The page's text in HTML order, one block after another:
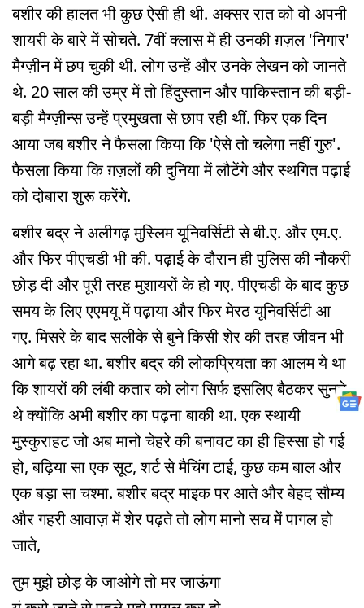
बशीर की हालत भी कुछ ऐसी ही थी. अक्सर रात को वो अपनी
शायरी के बारे में सोचते. 7वीं क्लास में ही उनकी ग़ज़ल 'निगार'
मैग्ज़ीन में छप चुकी थी. लोग उन्हें और उनके लेखन को जानते
थे. 20 साल की उम्र में तो हिंदुस्तान और पाकिस्तान की बड़ी-
बड़ी मैग्ज़ीन्स उन्हें प्रमुखता से छाप रही थीं. फिर एक दिन
आया जब बशीर ने फैसला किया कि 'ऐसे तो चलेगा नहीं गुरु'.
फैसला किया कि ग़ज़लों की दुनिया में लौटेंगे और स्थगित पढ़ाई
को दोबारा शुरू करेंगे.
बशीर बद्र ने अलीगढ़ मुस्लिम यूनिवर्सिटी से बी.ए. और एम.ए.
और फिर पीएचडी भी की. पढ़ाई के दौरान ही पुलिस की नौकरी
छोड़ दी और पूरी तरह मुशायरों के हो गए. पीएचडी के बाद कुछ
समय के लिए एएमयू में पढ़ाया और फिर मेरठ यूनिवर्सिटी आ
गए. मिसरे के बाद सलीके से बुने किसी शेर की तरह जीवन भी
आगे बढ़ रहा था. बशीर बद्र की लोकप्रियता का आलम ये था
कि शायरों की लंबी कतार को लोग सिर्फ इसलिए बैठकर सुनते
थे क्योंकि अभी बशीर का पढ़ना बाकी था. एक स्थायी
मुस्कुराहट जो अब मानो चेहरे की बनावट का ही हिस्सा हो गई
हो, बढ़िया सा एक सूट, शर्ट से मैचिंग टाई, कुछ कम बाल और
एक बड़ा सा चश्मा. बशीर बद्र माइक पर आते और बेहद सौम्य
और गहरी आवाज़ में शेर पढ़ते तो लोग मानो सच में पागल हो
जाते,
तुम मुझे छोड़ के जाओगे तो मर जाऊंगा